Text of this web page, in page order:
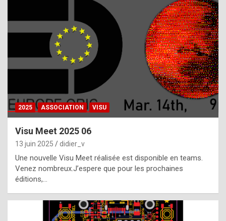
h
a
t
t
e
b
2025 ASSOCIATION VISU
Visu Meet 2025 06
13 juin 2025 didier_v
Une nouvelle Visu Meet réalisée est disponible en teams.
Venez nombreux.J’espere que pour les prochaines
éditions,…